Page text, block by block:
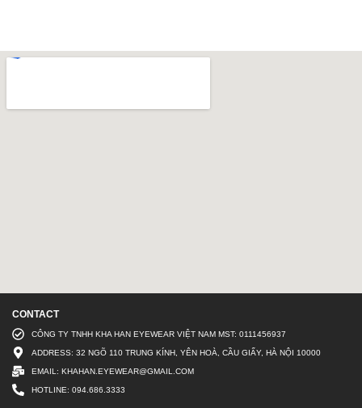
CONTACT
CÔNG TY TNHH KHA HAN EYEWEAR VIỆT NAM MST: 0111456937
ADDRESS: 32 NGÕ 110 TRUNG KÍNH, YÊN HOÀ, CẦU GIẤY, HÀ NỘI 10000
EMAIL: KHAHAN.EYEWEAR@GMAIL.COM
HOTLINE: 094.686.3333